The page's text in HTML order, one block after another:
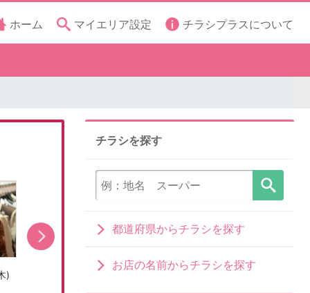
ホーム マイエリア設定 チラシプラスについて
) 売出し期間:7/31(金)〜8/16(日)
チラシを探す
都道府県からチラシを探す
お店の名前からチラシを探す